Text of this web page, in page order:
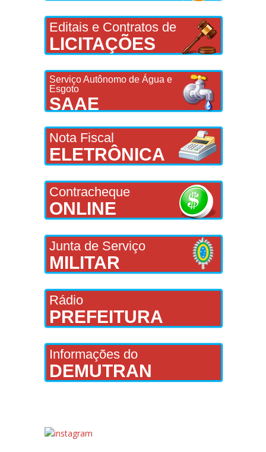
Editais e Contratos de
LICITAÇÕES
Serviço Autônomo de Água e
Esgoto
SAAE
Nota Fiscal
ELETRÔNICA
Contracheque
ONLINE
Junta de Serviço
MILITAR
Rádio
PREFEITURA
Informações do
DEMUTRAN